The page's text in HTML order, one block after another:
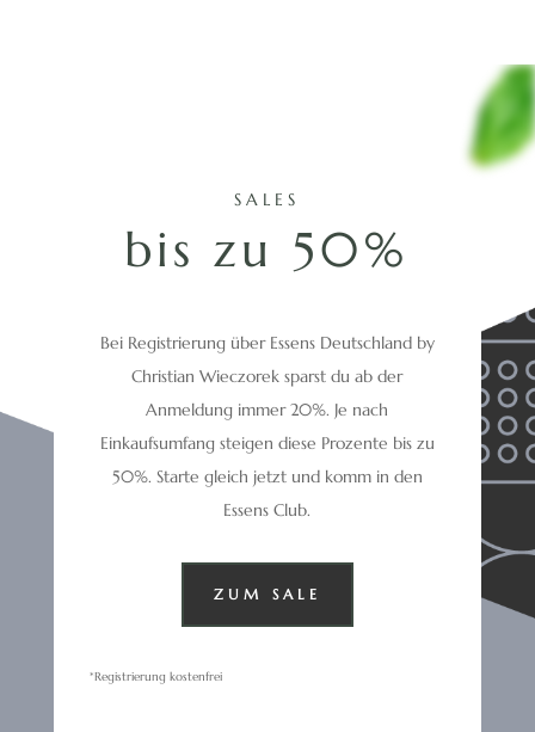
SALES
bis zu 50%
Bei Registrierung über Essens Deutschland by
Christian Wieczorek sparst du ab der
Anmeldung immer 20%. Je nach
Einkaufsumfang steigen diese Prozente bis zu
50%. Starte gleich jetzt und komm in den
Essens Club.
ZUM SALE
*Registrierung kostenfrei